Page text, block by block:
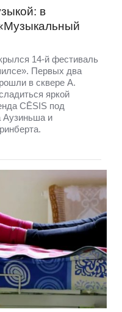
в
14-й фестиваль
Первых два
в сквере А.
яркой
CĒSIS под
Аузиньша и